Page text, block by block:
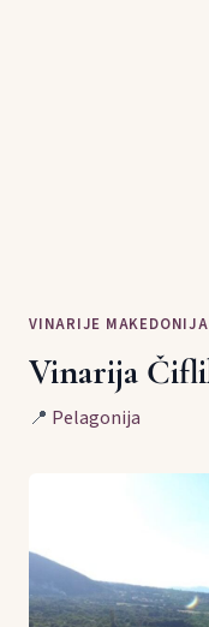
VINARIJE MAKEDONIJA
Vinarija
📍 Pelagonija